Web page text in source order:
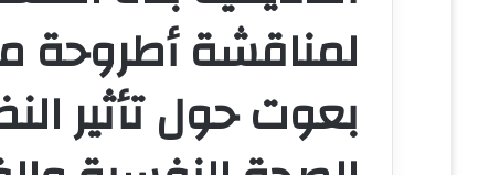
لمناقشة أطروحة
بعوت حول تأثير